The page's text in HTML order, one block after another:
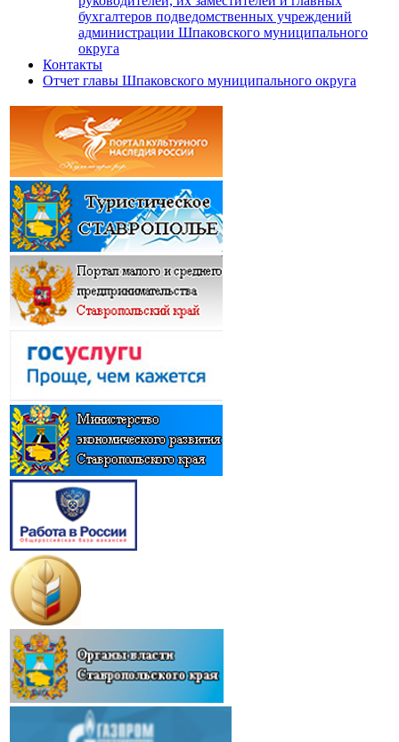
бухгалтеров подведомственных учреждений
администрации Шпаковского муниципального
округа
Контакты
Отчет главы Шпаковского муниципального округа